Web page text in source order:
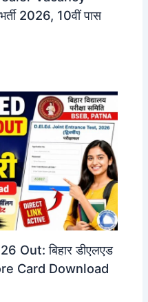
2026, 10वीं पास
Out: बिहार डीएलएड
Card Download